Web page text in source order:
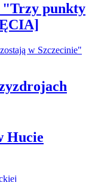
"Trzy punkty
Hucie